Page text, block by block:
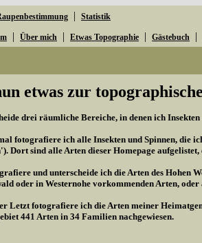
| Statistik
| Über mich | Etwas Topographie | Gästebuch |
etwas zur
drei räumliche Bereiche, in denen ich
fotografiere ich alle Insekten und Spinnen, die
Dort sind alle Arten dieser Homepage
und unterscheide ich die Arten des Hohen
oder in Westernohe vorkommenden Arten,
Letzt fotografiere ich die Arten meiner
441 Arten in 34 Familien nachgewiesen.